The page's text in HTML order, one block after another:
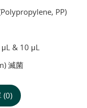
PP)
& 10 μL
滅菌
(0)